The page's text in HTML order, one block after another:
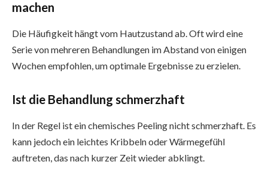
machen
Die Häufigkeit hängt vom Hautzustand ab. Oft wird eine
Serie von mehreren Behandlungen im Abstand von einigen
Wochen empfohlen, um optimale Ergebnisse zu erzielen.
Ist die Behandlung schmerzhaft
In der Regel ist ein chemisches Peeling nicht schmerzhaft. Es
kann jedoch ein leichtes Kribbeln oder Wärmegefühl
auftreten, das nach kurzer Zeit wieder abklingt.